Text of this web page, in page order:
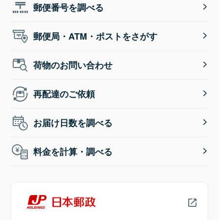
郵便番号を調べる
郵便局・ATM・ポストをさがす
荷物のお問い合わせ
再配達のご依頼
お届け日数を調べる
料金を計算・調べる